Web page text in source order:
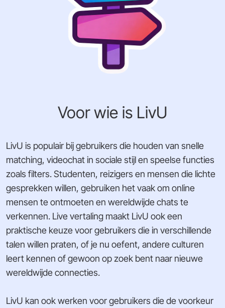
Voor wie is LivU
LivU is populair bij gebruikers die houden van snelle
matching, videochat in sociale stijl en speelse functies
zoals filters. Studenten, reizigers en mensen die lichte
gesprekken willen, gebruiken het vaak om online
mensen te ontmoeten en wereldwijde chats te
verkennen. Live vertaling maakt LivU ook een
praktische keuze voor gebruikers die in verschillende
talen willen praten, of je nu oefent, andere culturen
leert kennen of gewoon op zoek bent naar nieuwe
wereldwijde connecties.
LivU kan ook werken voor gebruikers die de voorkeur